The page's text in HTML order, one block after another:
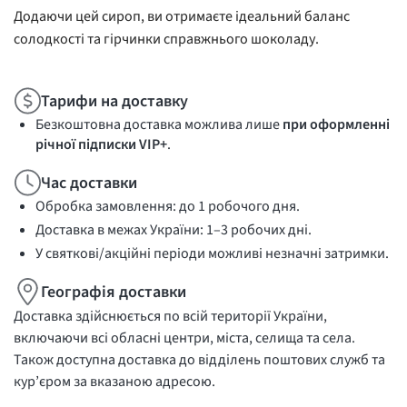
Додаючи цей сироп, ви отримаєте ідеальний баланс
солодкості та гірчинки справжнього шоколаду.
Тарифи на доставку
Безкоштовна доставка можлива лишепри оформленні
річної підписки VIP+.
Час доставки
Обробка замовлення: до 1 робочого дня.
Доставка в межах України: 1–3 робочих дні.
У святкові/акційні періоди можливі незначні затримки.
Географія доставки
Доставка здійснюється по всій території України,
включаючи всі обласні центри, міста, селища та села.
Також доступна доставка до відділень поштових служб та
кур’єром за вказаною адресою.